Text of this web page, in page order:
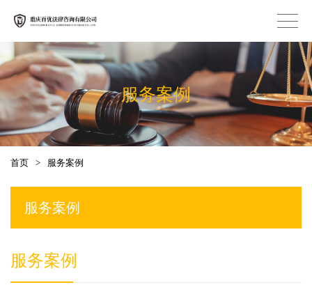
服务案例
首页 > 服务案例
服务案例
服务案例